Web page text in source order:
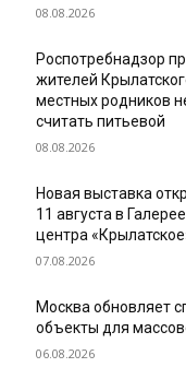
08.08.2026
Роспотребнадзор
жителей
местных родников
считать питьевой
08.08.2026
Новая выставка
11 августа в
центра
07.08.2026
Москва обновляет
объекты для
06.08.2026